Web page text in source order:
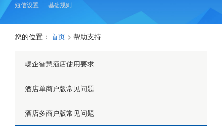
短信设置 基础规则
您的位置： 首页 > 帮助支持
崛企智慧酒店使用要求
酒店单商户版常见问题
酒店多商户版常见问题